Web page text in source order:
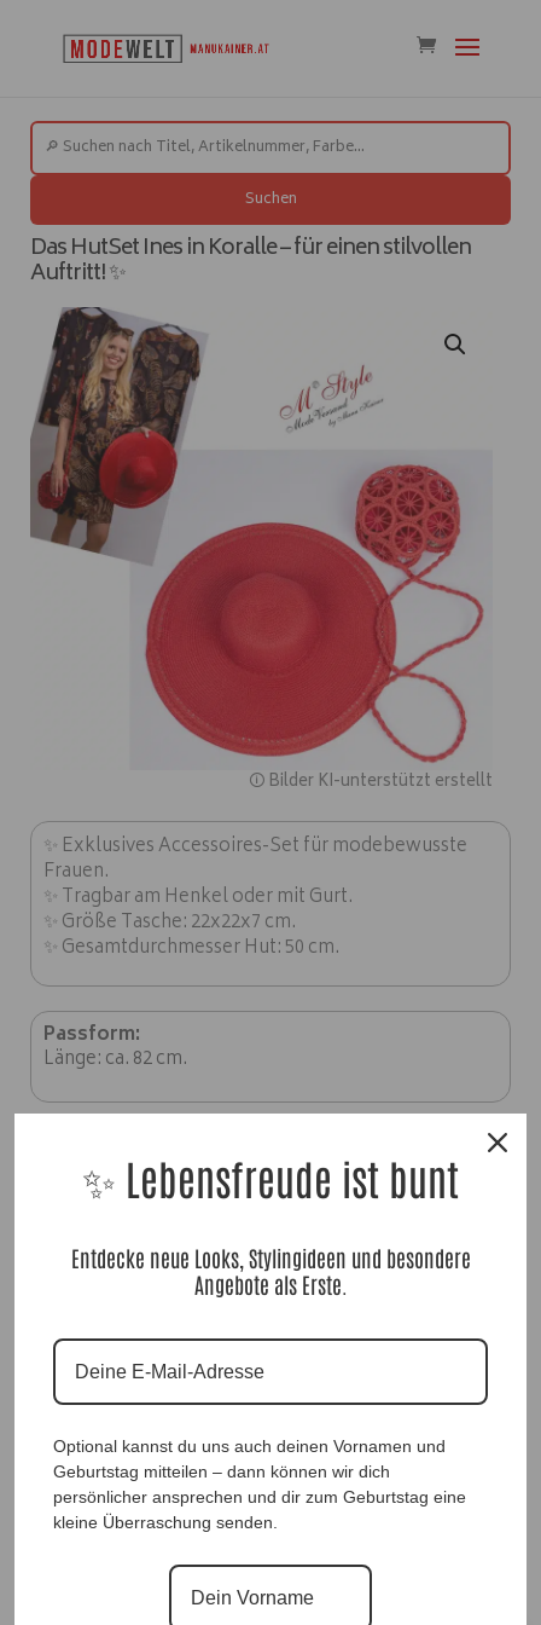
Suchen
Das HutSet Ines in Koralle – für einen stilvollen
Auftritt! ✨
🛈 Bilder KI-unterstützt erstellt
✨ Exklusives Accessoires-Set für modebewusste
Frauen.
✨ Tragbar am Henkel oder mit Gurt.
✨ Größe Tasche: 22x22x7 cm.
✨ Gesamtdurchmesser Hut: 50 cm.
Passform:
Länge: ca. 82 cm.
100% Textilpapier
HutSet Ines, Koralle, Anr.: 1563
69,90€
Sofort für dich verfügbar ✨
Versand in 1–3 Arbeitstagen
✨ Lebensfreude ist bunt
Entdecke neue Looks, Stylingideen und besondere
Angebote als Erste.
Optional kannst du uns auch deinen Vornamen und
Geburtstag mitteilen – dann können wir dich
persönlicher ansprechen und dir zum Geburtstag eine
kleine Überraschung senden.